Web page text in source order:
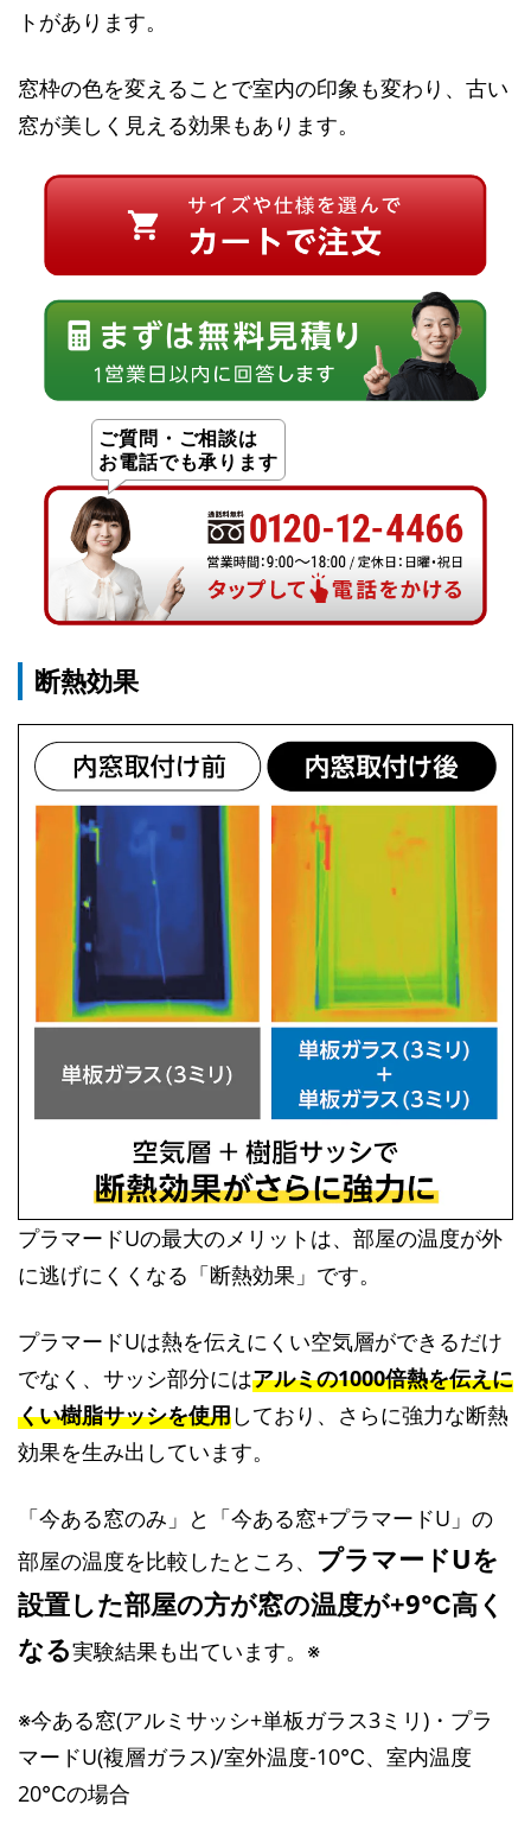
トがあります。
窓枠の色を変えることで室内の印象も変わり、古い
窓が美しく見える効果もあります。
ご質問・ご相談は
お電話でも承ります
断熱効果
プラマードUの最大のメリットは、部屋の温度が外
に逃げにくくなる「断熱効果」です。
プラマードUは熱を伝えにくい空気層ができるだけ
でなく、サッシ部分にはアルミの1000倍熱を伝えに
くい樹脂サッシを使用しており、さらに強力な断熱
効果を生み出しています。
「今ある窓のみ」と「今ある窓+プラマードU」の
部屋の温度を比較したところ、 プラマードUを
設置した部屋の方が窓の温度が+9℃高く
なる実験結果も出ています。※
※今ある窓(アルミサッシ+単板ガラス3ミリ)・プラ
マードU(複層ガラス)/室外温度-10℃、室内温度
20℃の場合